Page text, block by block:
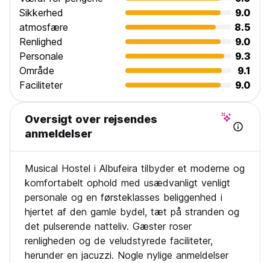
Sikkerhed
9.0
atmosfære
8.5
Renlighed
9.0
Personale
9.3
Område
9.1
Faciliteter
9.0
Oversigt over rejsendes
anmeldelser
Musical Hostel i Albufeira tilbyder et moderne og
komfortabelt ophold med usædvanligt venligt
personale og en førsteklasses beliggenhed i
hjertet af den gamle bydel, tæt på stranden og
det pulserende natteliv. Gæster roser
renligheden og de veludstyrede faciliteter,
herunder en jacuzzi. Nogle nylige anmeldelser